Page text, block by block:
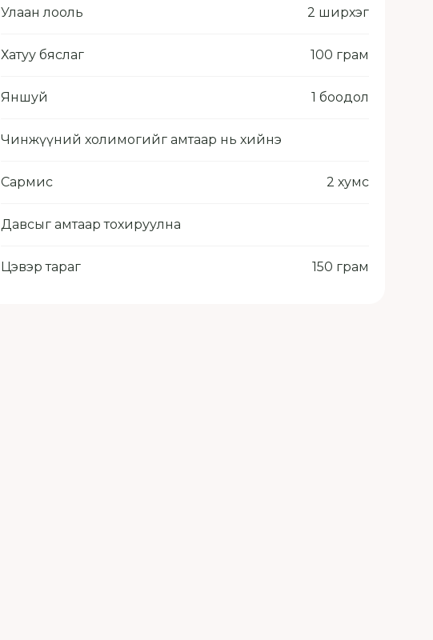
Улаан лооль 2 ширхэг
Хатуу бяслаг 100 грам
Яншуй 1 боодол
Чинжүүний холимогийг амтаар нь хийнэ
Сармис 2 хумс
Давсыг амтаар тохируулна
Цэвэр тараг 150 грам